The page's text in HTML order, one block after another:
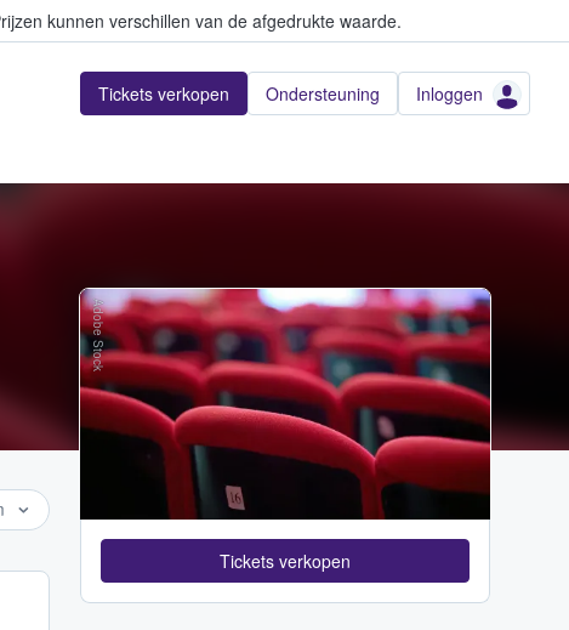
kunnen verschillen van de afgedrukte waarde.
Tickets verkopen Ondersteuning Inloggen
Adobe Stock
Tickets verkopen